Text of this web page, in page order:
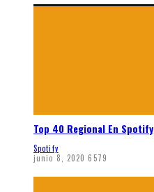
Top 40 Regional En Spotify
Spotify
junio 8, 2020 6579